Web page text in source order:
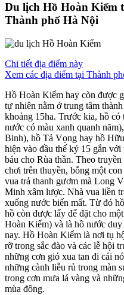
Du lịch Hồ Hoàn Kiếm
Thành phố Hà Nội
Chi tiết địa điểm này
Xem các địa điểm tại Thành
Hồ Hoàn Kiếm hay còn được
tự nhiên nằm ở trung tâm
khoảng 15ha. Trước kia, hồ
nước có màu xanh quanh
Binh), hồ Tả Vọng hay hồ
hiện vào đầu thế kỷ 15 gắn
báu cho Rùa thần. Theo
chơi trên thuyền, bỗng một
vua trả thanh gươm mà Long
Minh xâm lược. Nhà vua liền
xuống nước biến mất. Từ đó
hồ còn được lấy để đặt cho
Hoàn Kiếm) và là hồ nước duy
nay. Hồ Hoàn Kiếm là nơi tụ
rỡ trong sắc đào và các lễ hội
những cơn gió xua tan đi cái
những cành liễu rủ trong màn
trong cơn mưa lá vàng và
mùa đông.